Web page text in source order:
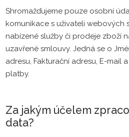
Shromažďujeme pouze osobní
komunikace s uživateli webových
nabízené služby či prodeje zboží
uzavřené smlouvy. Jedná se o
adresu, Fakturační adresu, E-mail
platby.
Za jakým účelem
data?